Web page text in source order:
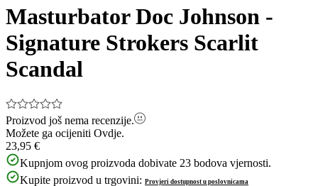
of
Masturbator Doc Johnson -
Signature Strokers Scarlit
Scandal
Proizvod još nema recenzije.
Možete ga ocijeniti Ovdje.
23,95 €
Kupnjom ovog proizvoda dobivate 23 bodova vjernosti.
Kupite proizvod u trgovini: Provjeri dostupnost u poslovnicama